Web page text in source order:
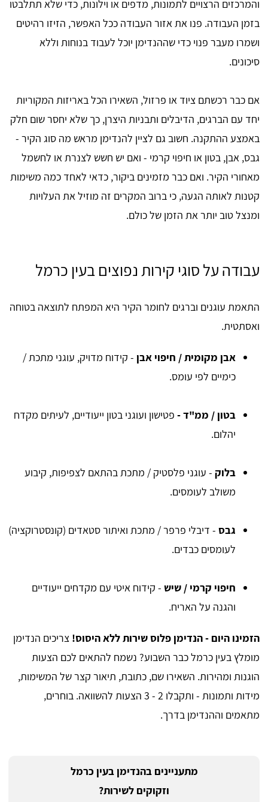
והמרכזים הרצויים לתמונות, מדפים או וילונות, כדי שלא תתלבטו
בזמן העבודה. פנו את אזור העבודה ככל האפשר, הזיזו רהיטים
ושמרו מעבר פנוי כדי שההנדימן יוכל לעבוד בנוחות וללא
סיכונים.
אם כבר רכשתם ציוד או פרזול, השאירו הכל באריזות המקוריות
יחד עם הברגים, הדיבלים ותבניות היצרן, כך שלא יחסר שום חלק
באמצע ההתקנה. חשוב גם לציין להנדימן מראש מה סוג הקיר -
גבס, אבן, בטון או חיפוי קרמי - ואם יש חשש לצנרת או לחשמל
מאחורי הקיר. ואם כבר מזמינים ביקור, כדאי לאחד כמה משימות
קטנות לאותה הגעה, כי ברוב המקרים זה מוזיל את העלויות
ומנצל טוב יותר את הזמן של כולם.
עבודה על סוגי קירות נפוצים בעין כרמל
התאמת עוגנים וברגים לחומר הקיר היא המפתח לתוצאה בטוחה
ואסתטית.
אבן מקומית / חיפוי אבן - קידוח מדויק, עוגני מתכת /
כימיים לפי עומס.
בטון / ממ"ד - פטישון ועוגני בטון ייעודיים, לעיתים מקדח
יהלום.
בלוק - עוגני פלסטיק / מתכת בהתאם לצפיפות, קיבוע
משולב לעומסים.
גבס - דיבלי פרפר / מתכת ואיתור סטאדים (קונסטרוקציה)
לעומסים כבדים.
חיפוי קרמי / שיש - קידוח איטי עם מקדחים ייעודיים
והגנה על האריח.
הזמינו היום - הנדימן פלוס שירות ללא היסוס! צריכים הנדימן
מומלץ בעין כרמל כבר השבוע? נשמח להתאים לכם הצעות
הוגנות ומהירות. השאירו שם, כתובת, תיאור קצר של המשימות,
מידות ותמונות - ותקבלו 2 - 3 הצעות להשוואה. בוחרים,
מתאמים וההנדימן בדרך.
מתעניינים בהנדימן בעין כרמל
וזקוקים לשירות?